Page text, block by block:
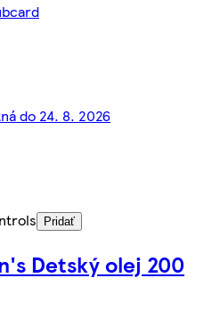
do 24. 8. 2026
Pridať
Detský olej 200